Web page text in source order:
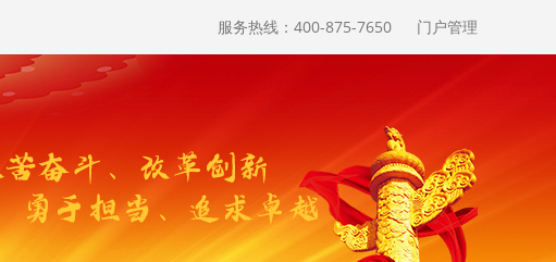
服务热线：400-875-7650 门户管理